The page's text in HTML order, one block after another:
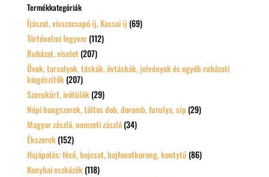
Termékkategóriák
Íjászat, visszacsapó íj, Kassai íj (69)
Történelmi fegyver (112)
Ruházat, viselet (207)
Övek, tarsolyok, táskák, övtáskák, jelvények és egyéb ruházati
kiegészítők (207)
Szarukürt, ivótülök (29)
Népi hangszerek, táltos dob, doromb, furulya, síp (29)
Magyar zászló, nemzeti zászló (34)
Ékszerek (152)
Hajápolás: fésű, hajcsat, hajfonatkorong, kontytű (86)
Konyhai eszközök (118)